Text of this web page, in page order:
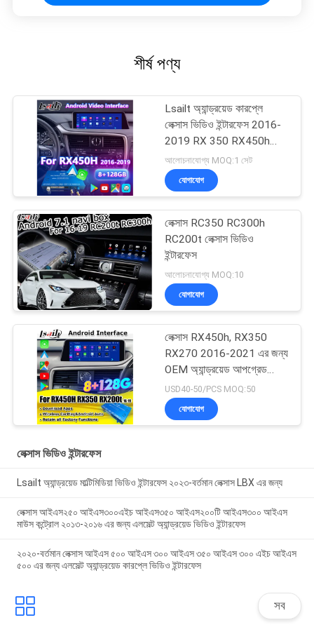
শীর্ষ পণ্য
Lsailt অ্যান্ড্রয়েড কারপ্লে
লেক্সাস ভিডিও ইন্টারফেস 2016-
2019 RX 350 RX450h
RX200t RX350L RX450L
RX300 RX350
আলোচনাযোগ্য MOQ:1 সেট
যোগাযোগ
লেক্সাস RC350 RC300h
RC200t লেক্সাস ভিডিও
ইন্টারফেস
আলোচনাযোগ্য MOQ:10
যোগাযোগ
লেক্সাস RX450h, RX350
RX270 2016-2021 এর জন্য
OEM অ্যান্ড্রয়েড আপগ্রেড
মডিউল ওয়্যারলেস কারপ্লে,
অ্যান্ড্রয়েড অটো, ইউটিউব,
নেটফ্লিক্স ইন্টিগ্রেশন
USD40-50/PCS MOQ:50
যোগাযোগ
লেক্সাস ভিডিও ইন্টারফেস
Lsailt অ্যান্ড্রয়েড মাল্টিমিডিয়া ভিডিও ইন্টারফেস ২০২৩-বর্তমান লেক্সাস LBX এর জন্য
লেক্সাস আইএস২৫০ আইএস৩০০এইচ আইএস৩৫০ আইএস২০০টি আইএস৩০০ আইএস
মাউস কন্ট্রোল ২০১৩-২০১৬ এর জন্য এলসেল্ট অ্যান্ড্রয়েড ভিডিও ইন্টারফেস
২০২০-বর্তমান লেক্সাস আইএস ৫০০ আইএস ৩০০ আইএস ৩৫০ আইএস ৩০০ এইচ আইএস
৫০০ এর জন্য এলসেল্ট অ্যান্ড্রয়েড কারপ্লে ভিডিও ইন্টারফেস
সব